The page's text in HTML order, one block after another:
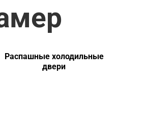
Распашные холодильные
двери